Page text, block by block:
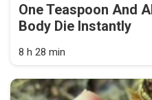
One Teaspoon And
Body Die Instantly
8 h 28 min